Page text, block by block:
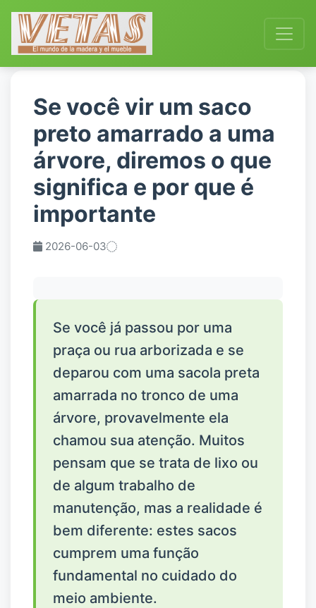
Se você vir um saco
preto amarrado a uma
árvore, diremos o que
significa e por que é
importante
2026-06-03
Se você já passou por uma
praça ou rua arborizada e se
deparou com uma sacola preta
amarrada no tronco de uma
árvore, provavelmente ela
chamou sua atenção. Muitos
pensam que se trata de lixo ou
de algum trabalho de
manutenção, mas a realidade é
bem diferente: estes sacos
cumprem uma função
fundamental no cuidado do
meio ambiente.